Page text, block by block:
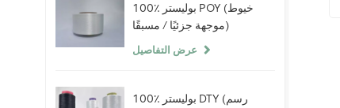
100٪ بوليستر POY (خيوط
موجهة جزئيًا / مسبقًا)
عرض التفاصيل
100٪ بوليستر DTY (رسم